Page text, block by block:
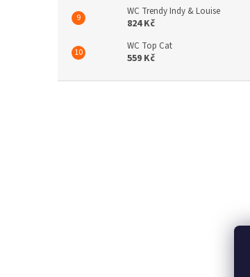
WC Trendy Indy & Louise
824 Kč
WC Top Cat
559 Kč